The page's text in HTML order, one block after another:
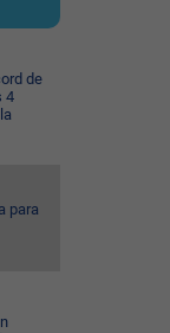
de
4
para